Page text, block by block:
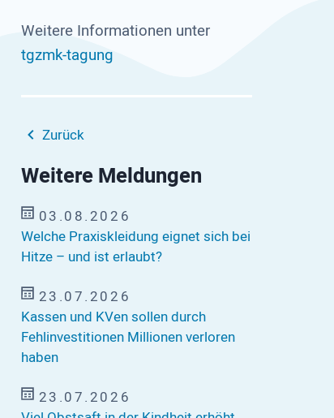
Weitere Informationen unter
tgzmk-tagung
Zurück
Weitere Meldungen
03.08.2026
Welche Praxiskleidung eignet sich bei
Hitze – und ist erlaubt?
23.07.2026
Kassen und KVen sollen durch
Fehlinvestitionen Millionen verloren
haben
23.07.2026